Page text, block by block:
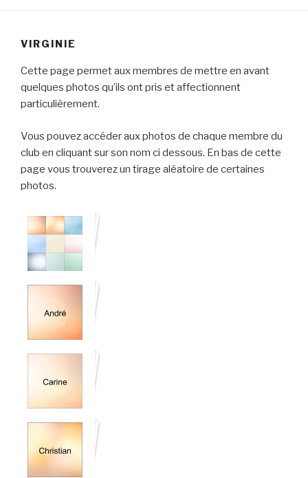
VIRGINIE
Cette page permet aux membres de mettre en avant
quelques photos qu’ils ont pris et affectionnent
particulièrement.
Vous pouvez accéder aux photos de chaque membre du
club en cliquant sur son nom ci dessous. En bas de cette
page vous trouverez un tirage aléatoire de certaines
photos.